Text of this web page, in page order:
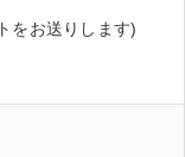
をお送りします)